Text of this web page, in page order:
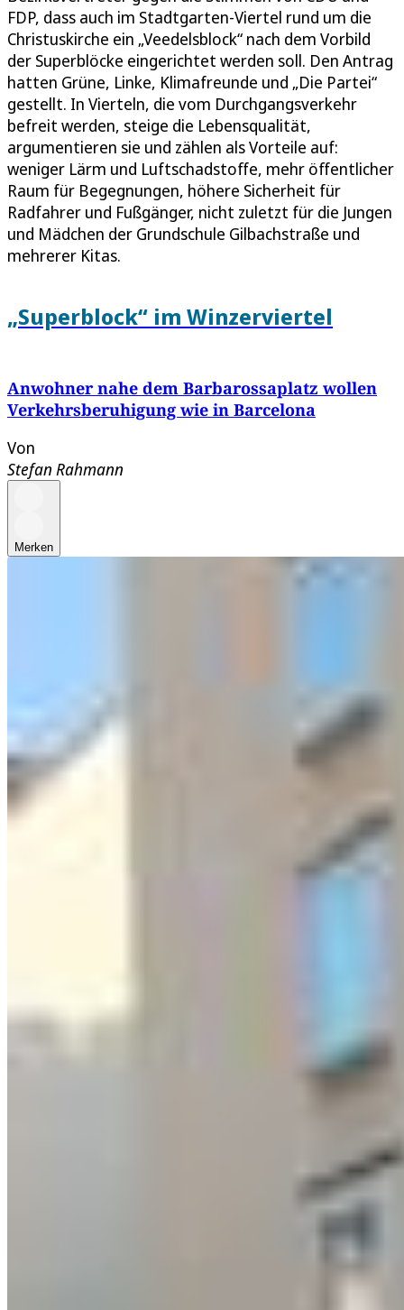
FDP, dass auch im Stadtgarten-Viertel rund um die
Christuskirche ein „Veedelsblock“ nach dem Vorbild
der Superblöcke eingerichtet werden soll. Den Antrag
hatten Grüne, Linke, Klimafreunde und „Die Partei“
gestellt. In Vierteln, die vom Durchgangsverkehr
befreit werden, steige die Lebensqualität,
argumentieren sie und zählen als Vorteile auf:
weniger Lärm und Luftschadstoffe, mehr öffentlicher
Raum für Begegnungen, höhere Sicherheit für
Radfahrer und Fußgänger, nicht zuletzt für die Jungen
und Mädchen der Grundschule Gilbachstraße und
mehrerer Kitas.
„Superblock“ im Winzerviertel
Anwohner nahe dem Barbarossaplatz wollen
Verkehrsberuhigung wie in Barcelona
Von
Stefan Rahmann
Merken